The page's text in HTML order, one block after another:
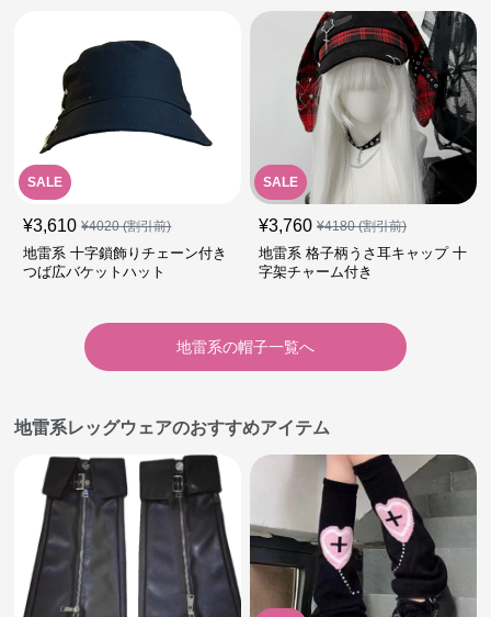
SALE
¥3,610 ¥4020(割引前)
地雷系 十字鎖飾りチェーン付き
つば広バケットハット
SALE
¥3,760 ¥4180(割引前)
地雷系 格子柄うさ耳キャップ 十
字架チャーム付き
地雷系の帽子一覧へ
地雷系レッグウェアのおすすめアイテム